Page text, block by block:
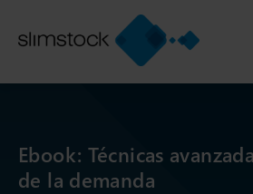
Ebook: Técnicas
de la demanda